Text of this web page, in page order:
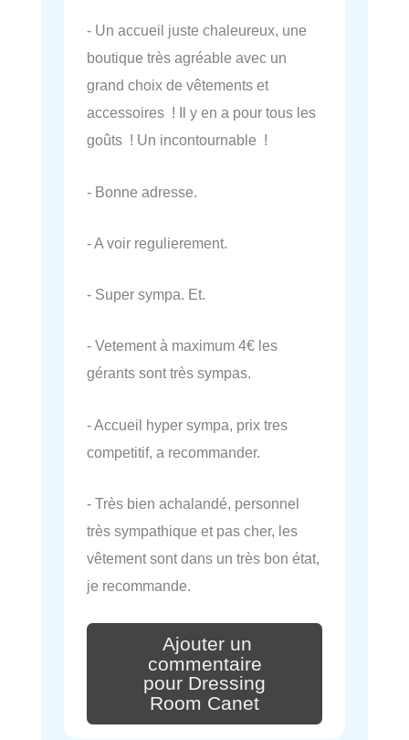
- Un accueil juste chaleureux, une
boutique très agréable avec un
grand choix de vêtements et
accessoires ! Il y en a pour tous les
goûts ! Un incontournable !
- Bonne adresse.
- A voir regulierement.
- Super sympa. Et.
- Vetement à maximum 4€ les
gérants sont très sympas.
- Accueil hyper sympa, prix tres
competitif, a recommander.
- Très bien achalandé, personnel
très sympathique et pas cher, les
vêtement sont dans un très bon état,
je recommande.
Ajouter un
commentaire
pour Dressing
Room Canet